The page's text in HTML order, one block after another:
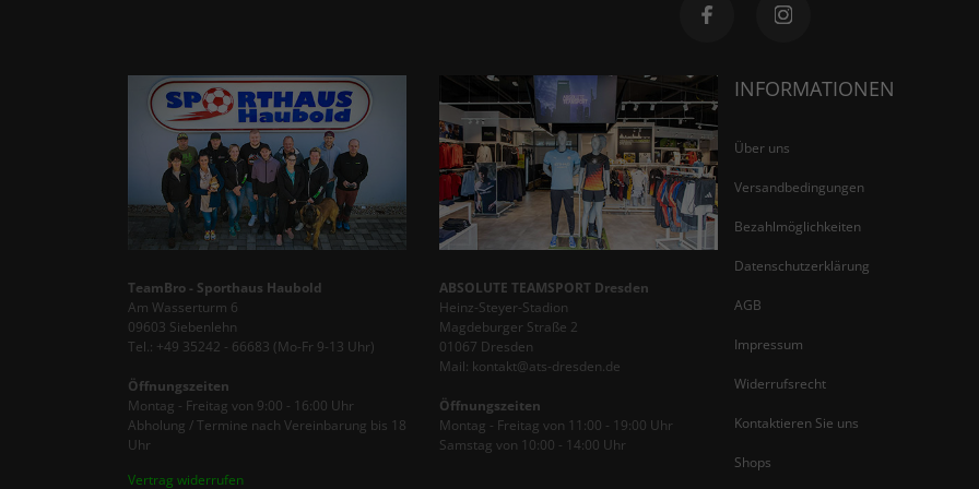
TeamBro - Sporthaus Haubold
Am Wasserturm 6
09603 Siebenlehn
Tel.: +49 35242 - 66683 (Mo-Fr 9-13 Uhr)
Öffnungszeiten
Montag - Freitag von 9:00 - 16:00 Uhr
Abholung / Termine nach Vereinbarung bis 18
Uhr
Vertrag widerrufen
ABSOLUTE TEAMSPORT Dresden
Heinz-Steyer-Stadion
Magdeburger Straße 2
01067 Dresden
Mail: kontakt@ats-dresden.de
Öffnungszeiten
Montag - Freitag von 11:00 - 19:00 Uhr
Samstag von 10:00 - 14:00 Uhr
INFORMATIONEN
Über uns
Versandbedingungen
Bezahlmöglichkeiten
Datenschutzerklärung
AGB
Impressum
Widerrufsrecht
Kontaktieren Sie uns
Shops